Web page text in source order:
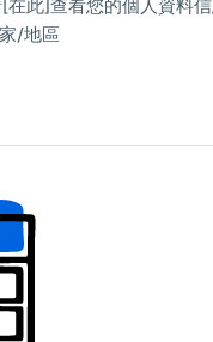
此]查看您的個人資料
/地區